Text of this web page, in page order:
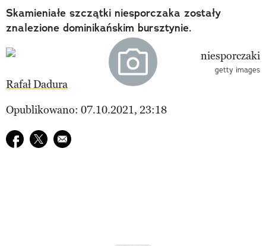
Skamieniałe szczątki niesporczaka zostały
znalezione dominikańskim bursztynie.
getty images
Rafał Dadura
Opublikowano: 07.10.2021, 23:18
Udostępnij na facebook
Udostępnij na twitter
E-mail do przyjaciela